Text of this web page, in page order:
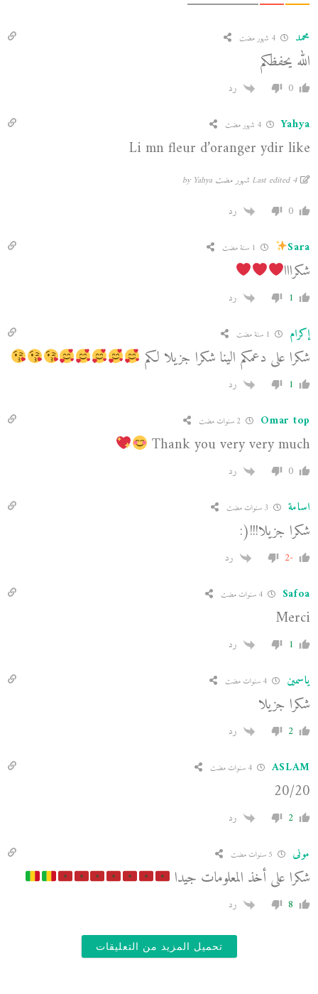
محمد
الله يحفظكم
0 رد
Yahya 4 شهور مضت
Li mn fleur d’oranger ydir like
Last edited 4 شهور مضت by Yahya
0 رد
Sara
شكرااا
1 رد
إكرام
شكرا على دعمكم الينا شكرا جزيلا لكم
1 رد
Omar top
Thank you very very much
0 رد
اسامة
شكرا جزيلا!!!(:
-2 رد
Safoa 4 سنوات مضت
Merci
1 رد
ياسمين 4 سنوات مضت
شكرا جزيلا
2 رد
ASLAM 4 سنوات مضت
20/20
2 رد
مونى
شكرا على أخذ المعلومات جيدا
8 رد
تحميل المزيد من التعليقات